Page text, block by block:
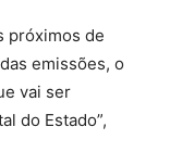
próximos de
emissões, o
vai ser
do Estado”,